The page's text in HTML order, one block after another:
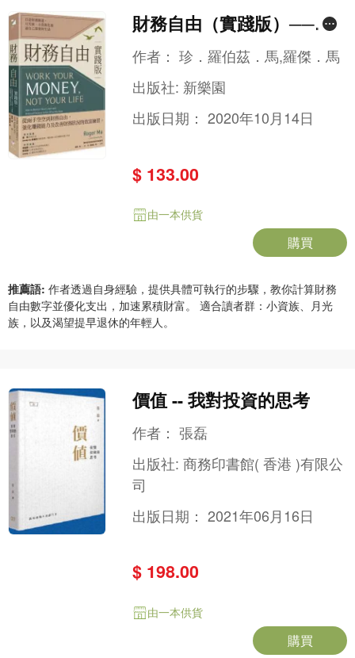
財務自由（實踐版）──打
造財務跑道，月光族、小資
族也能過自己想要的生活
作者：珍．羅伯茲．馬,羅傑．馬
出版社: 新樂園
出版日期：2020年10月14日
$ 133.00
由一本供貨
購買
推薦語: 作者透過自身經驗，提供具體可執行的步驟，教你計算財務
自由數字並優化支出，加速累積財富。 適合讀者群：小資族、月光
族，以及渴望提早退休的年輕人。
價值 -- 我對投資的思考
作者：張磊
出版社:商務印書館( 香港 )有限公
司
出版日期：2021年06月16日
$ 198.00
由一本供貨
購買